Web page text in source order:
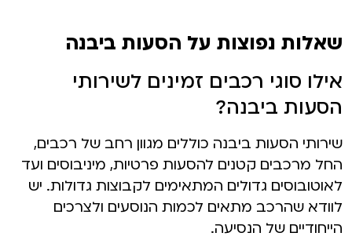
שאלות נפוצות על הסעות ביבנה
אילו סוגי רכבים זמינים לשירותי
הסעות ביבנה?
שירותי הסעות ביבנה כוללים מגוון רחב של רכבים,
החל מרכבים קטנים להסעות פרטיות, מיניבוסים ועד
לאוטובוסים גדולים המתאימים לקבוצות גדולות. יש
לוודא שהרכב מתאים לכמות הנוסעים ולצרכים
הייחודיים של הנסיעה.